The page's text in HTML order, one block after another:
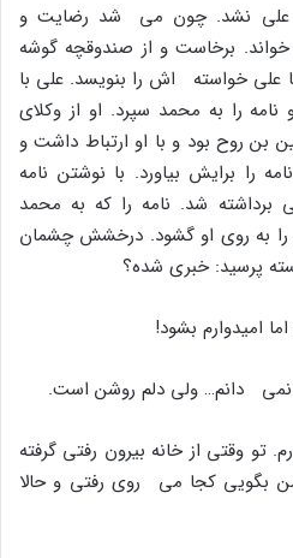
على نشد. چون مى شد رضایت و
خواند. برخاست و از صندوقچه گوشه
خواسته اش را بنویسد. على با
را به محمد سپرد. او از وکلاى
روح بود و با او ارتباط داشت و
را برایش بیاورد. با نوشتن نامه
برداشته شد. نامه را که به محمد
را به روى او گشود. درخشش چشمان
پرسید: خبرى شده؟
امیدوارم بشود!
نمى دانم… ولى دلم روشن است.
وقتى از خانه بیرون رفتى گرفته
من بگویى کجا مى روى رفتى و حالا